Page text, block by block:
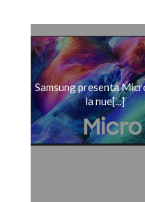
Samsung presenta
la nue[...]